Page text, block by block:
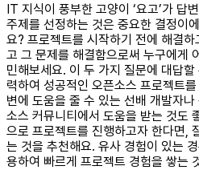
IT 지식이 풍부한 고양이 ‘요고’가 답
주제를 선정하는 것은 중요한 결정이
요? 프로젝트를 시작하기 전에 해결하
고 그 문제를 해결함으로써 누구에게
민해보세요. 이 두 가지 질문에 대답
력하여 성공적인 오픈소스 프로젝트
변에 도움을 줄 수 있는 선배 개발자
소스 커뮤니티에서 도움을 받는 것도
으로 프로젝트를 진행하고자 한다면,
는 것을 추천해요. 유사 경험이 있는
용하여 빠르게 프로젝트 경험을 쌓는